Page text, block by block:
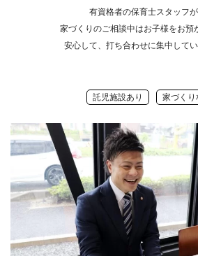
有資格者の保育士スタッフが
家づくりのご相談中はお子様をお預
安心して、打ち合わせに集中してい
託児施設あり 家づくり